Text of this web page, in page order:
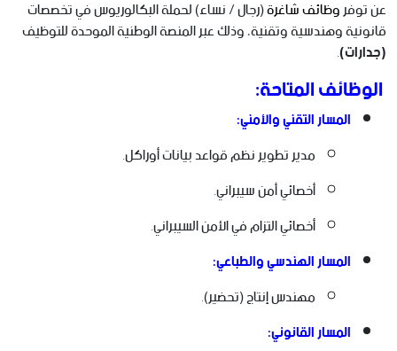
عن توفروظائف شاغرة(رجال / نساء) لحملة البكالوريوس في تخصصات
قانونية وهندسية وتقنية، وذلك عبر المنصة الوطنية الموحدة للتوظيف
(جدارات).
الوظائف المتاحة:
المسار التقني والأمني:
مدير تطوير نظم قواعد بيانات أوراكل.
أخصائي أمن سيبراني.
أخصائي التزام في الأمن السيبراني.
المسار الهندسي والطباعي:
مهندس إنتاج (تحضير).
المسار القانوني: